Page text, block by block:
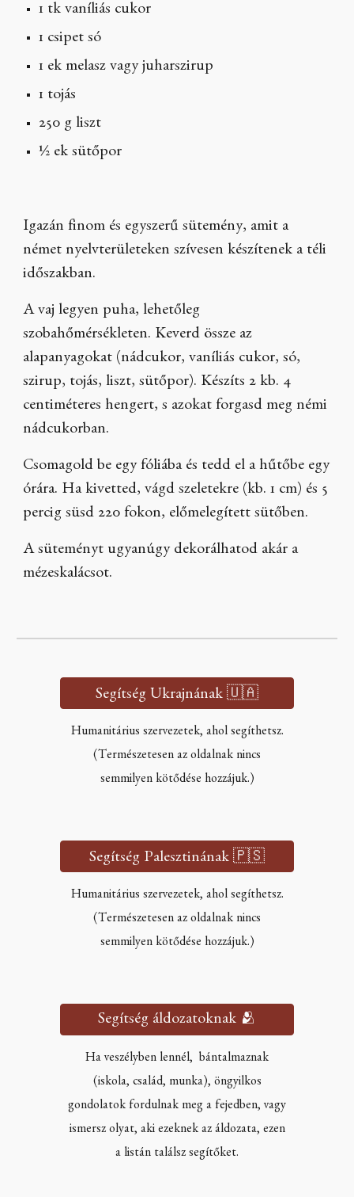
1 tk vaníliás cukor
1 csipet só
1 ek melasz vagy juharszirup
1 tojás
250 g liszt
½ ek sütőpor
Igazán finom és egyszerű sütemény, amit a
német nyelvterületeken szívesen készítenek a téli
időszakban.
A vaj legyen puha, lehetőleg
szobahőmérsékleten. Keverd össze az
alapanyagokat (nádcukor, vaníliás cukor, só,
szirup, tojás, liszt, sütőpor). Készíts 2 kb. 4
centiméteres hengert, s azokat forgasd meg némi
nádcukorban.
Csomagold be egy fóliába és tedd el a hűtőbe egy
órára. Ha kivetted, vágd szeletekre (kb. 1 cm) és 5
percig süsd 220 fokon, előmelegített sütőben.
A süteményt ugyanúgy dekorálhatod akár a
mézeskalácsot.
Segítség Ukrajnának 🇺🇦
Humanitárius szervezetek, ahol segíthetsz.
(Természetesen az oldalnak nincs
semmilyen kötődése hozzájuk.)
Segítség Palesztinának 🇵🇸
Humanitárius szervezetek, ahol segíthetsz.
(Természetesen az oldalnak nincs
semmilyen kötődése hozzájuk.)
Segítség áldozatoknak 🫂
Ha veszélyben lennél, bántalmaznak
(iskola, család, munka), öngyilkos
gondolatok fordulnak meg a fejedben, vagy
ismersz olyat, aki ezeknek az áldozata, ezen
a listán találsz segítőket.